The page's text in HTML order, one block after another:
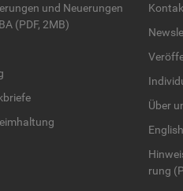
und Neue­run­gen
(PDF, 2MB)
Über
rung